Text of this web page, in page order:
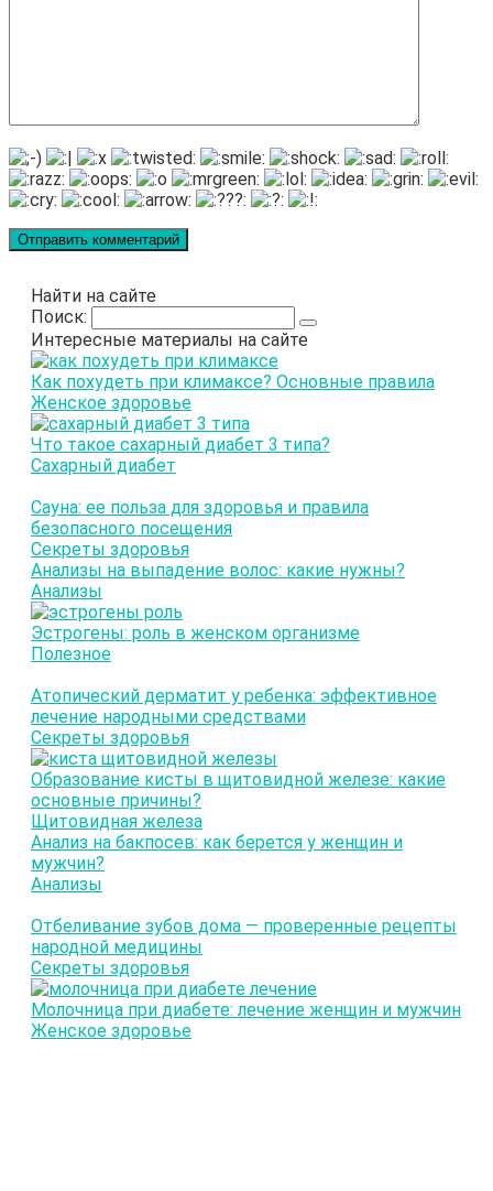
Найти на сайте
Поиск:
Интересные материалы на сайте
Как похудеть при климаксе? Основные правила
Женское здоровье
Что такое сахарный диабет 3 типа?
Сахарный диабет
Сауна: ее польза для здоровья и правила
безопасного посещения
Секреты здоровья
Анализы на выпадение волос: какие нужны?
Анализы
Эстрогены: роль в женском организме
Полезное
Атопический дерматит у ребенка: эффективное
лечение народными средствами
Секреты здоровья
Образование кисты в щитовидной железе: какие
основные причины?
Щитовидная железа
Анализ на бакпосев: как берется у женщин и
мужчин?
Анализы
Отбеливание зубов дома — проверенные рецепты
народной медицины
Секреты здоровья
Молочница при диабете: лечение женщин и мужчин
Женское здоровье